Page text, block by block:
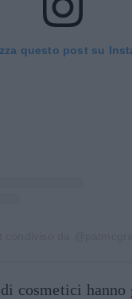
questo post su
cosmetici